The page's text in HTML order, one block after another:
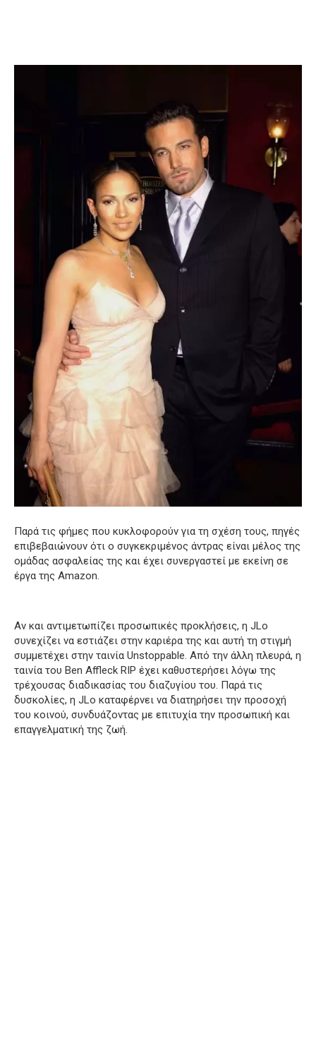
Παρά τις φήμες που κυκλοφορούν για τη σχέση τους, πηγές
επιβεβαιώνουν ότι ο συγκεκριμένος άντρας είναι μέλος της
ομάδας ασφαλείας της και έχει συνεργαστεί με εκείνη σε
έργα της Amazon.
Αν και αντιμετωπίζει προσωπικές προκλήσεις, η JLo
συνεχίζει να εστιάζει στην καριέρα της και αυτή τη στιγμή
συμμετέχει στην ταινία Unstoppable. Από την άλλη πλευρά, η
ταινία του Ben Affleck RIP έχει καθυστερήσει λόγω της
τρέχουσας διαδικασίας του διαζυγίου του. Παρά τις
δυσκολίες, η JLo καταφέρνει να διατηρήσει την προσοχή
του κοινού, συνδυάζοντας με επιτυχία την προσωπική και
επαγγελματική της ζωή.